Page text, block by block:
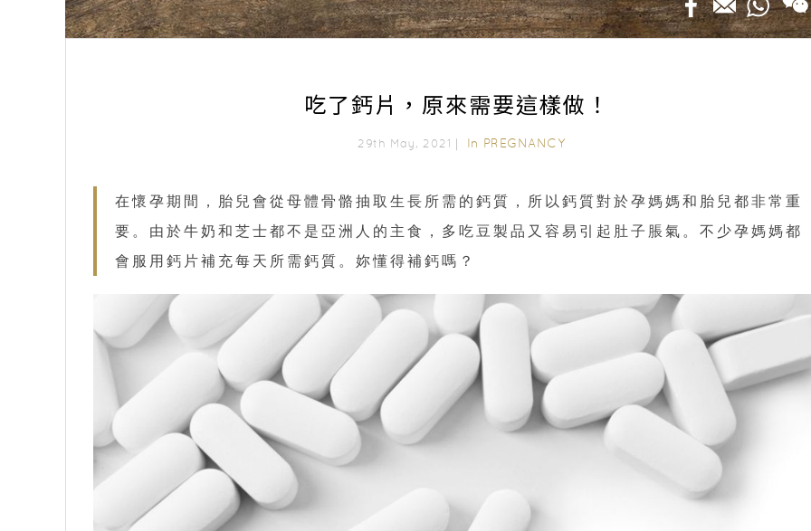
吃了鈣片，原來需要這樣做！
29th May, 2021｜ In PREGNANCY
在懷孕期間，胎兒會從母體骨骼抽取生長所需的鈣質，所以鈣質對於孕媽媽和胎兒都非常重
要。由於牛奶和芝士都不是亞洲人的主食，多吃豆製品又容易引起肚子脹氣。不少孕媽媽都
會服用鈣片補充每天所需鈣質。妳懂得補鈣嗎？